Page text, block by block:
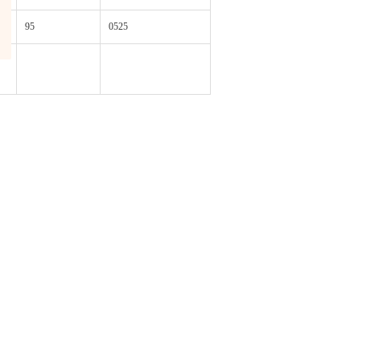
95 0525